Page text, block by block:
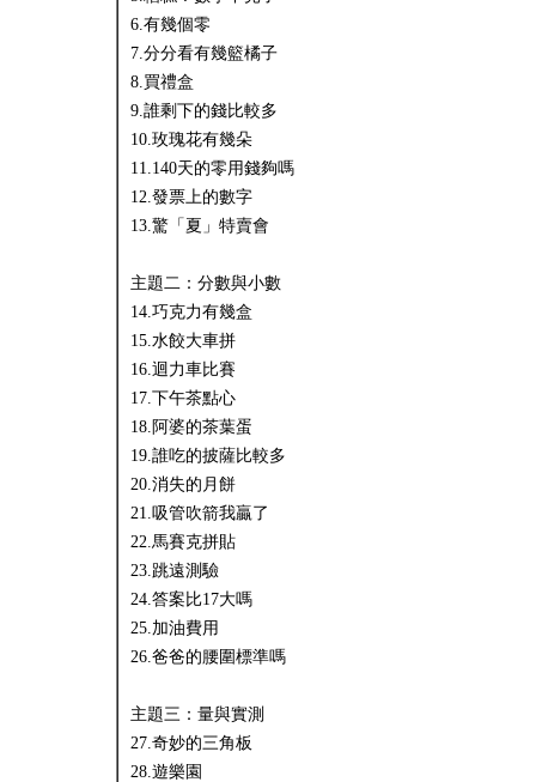
6.有幾個零
7.分分看有幾籃橘子
8.買禮盒
9.誰剩下的錢比較多
10.玫瑰花有幾朵
11.140天的零用錢夠嗎
12.發票上的數字
13.驚「夏」特賣會
主題二：分數與小數
14.巧克力有幾盒
15.水餃大車拼
16.迴力車比賽
17.下午茶點心
18.阿婆的茶葉蛋
19.誰吃的披薩比較多
20.消失的月餅
21.吸管吹箭我贏了
22.馬賽克拼貼
23.跳遠測驗
24.答案比17大嗎
25.加油費用
26.爸爸的腰圍標準嗎
主題三：量與實測
27.奇妙的三角板
28.遊樂園